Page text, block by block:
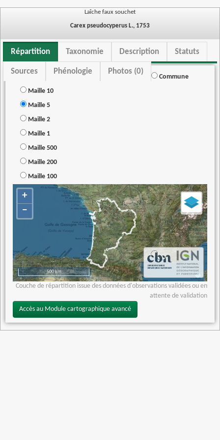
Laîche faux souchet
Carex pseudocyperus L., 1753
Répartition Taxonomie Description Statuts
Sources Phénologie Photos (0)
Commune
Maille 10
Maille 5
Maille 2
Maille 1
Maille 500
Maille 200
Maille 100
+
−
500 km
Couche de répartition issue des données d'observations validées ou en
attente de validation
Accès au Module cartographique avancé